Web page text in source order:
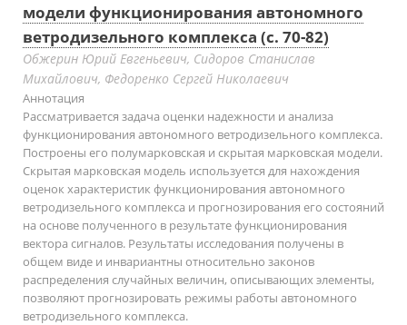
модели функционирования автономного
ветродизельного комплекса (с. 70-82)
Обжерин Юрий Евгеньевич, Сидоров Станислав
Михайлович, Федоренко Сергей Николаевич
Аннотация
Рассматривается задача оценки надежности и анализа
функционирования автономного ветродизельного комплекса.
Построены его полумарковская и скрытая марковская модели.
Скрытая марковская модель используется для нахождения
оценок характеристик функционирования автономного
ветродизельного комплекса и прогнозирования его состояний
на основе полученного в результате функционирования
вектора сигналов. Результаты исследования получены в
общем виде и инвариантны относительно законов
распределения случайных величин, описывающих элементы,
позволяют прогнозировать режимы работы автономного
ветродизельного комплекса.